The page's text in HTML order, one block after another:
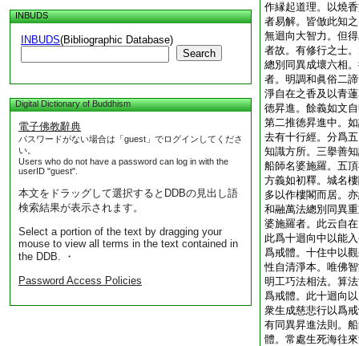
INBUDS
INBUDS(Bibliographic Database)
Search
Digital Dictionary of Buddhism
電子佛教辭典
パスワードがない場合は「guest」でログインしてくださ
い。
Users who do not have a password can log in with the
userID "guest".
本文をドラッグして選択するとDDBの見出し語
検索結果が表示されます。
Select a portion of the text by dragging your
mouse to view all terms in the text contained in
the DDB. ・
Password Access Policies
作縁起道理。以燒
者易解。皆倣此知
無迴向大智力。但
者故。有修行之士
總別同異成壞六相
者。明調和眞俗二
淨自在之香及以青
徳昇進。餘義如文
第二推徳昇進中。
去有十行經。分爲
知識方所。三擧善
船師名婆施羅。五
方義如初釋。城名
多以作樓閣而居。
和融萬法總別同異
婆施羅者。此云自
此爲十迴向中以能
爲戒體。十住中以
性自清淨本。唯佛
明工巧法相法。算
爲戒體。此十迴向
衆生成慈悲行以爲
有同異昇進法則。
體。常處生死海往